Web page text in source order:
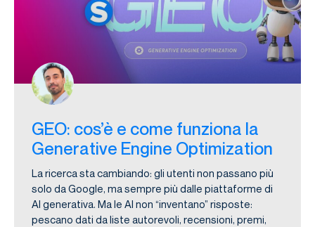
GEO: cos’è e come funziona la
Generative Engine Optimization
La ricerca sta cambiando: gli utenti non passano più
solo da Google, ma sempre più dalle piattaforme di
AI generativa. Ma le AI non “inventano” risposte:
pescano dati da liste autorevoli, recensioni, premi,